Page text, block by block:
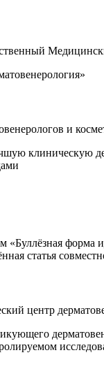
и
клиническую
«Буллёзная форма
статья
центр